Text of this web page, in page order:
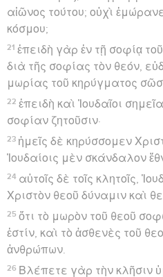
αἰῶνος τούτου; οὐχὶ
κόσμου;
21 ἐπειδὴ γὰρ ἐν τῇ σοφίᾳ
διὰ τῆς σοφίας τὸν θεόν,
μωρίας τοῦ κηρύγματος
22 ἐπειδὴ καὶ Ἰουδαῖοι
σοφίαν ζητοῦσιν·
23 ἡμεῖς δὲ κηρύσσομεν
Ἰουδαίοις μὲν σκάνδαλον
24 αὐτοῖς δὲ τοῖς κλητοῖς,
Χριστὸν θεοῦ δύναμιν καὶ
25 ὅτι τὸ μωρὸν τοῦ θεοῦ
ἐστίν, καὶ τὸ ἀσθενὲς τοῦ
ἀνθρώπων.
26 Βλέπετε γὰρ τὴν κλῆσιν